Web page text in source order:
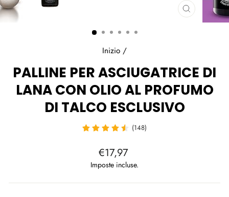
CHIUDI
(ESC)
Inizio /
PALLINE PER ASCIUGATRICE DI
LANA CON OLIO AL PROFUMO
DI TALCO ESCLUSIVO
(148)
Prezzo
di
€17,97
Imposte incluse.